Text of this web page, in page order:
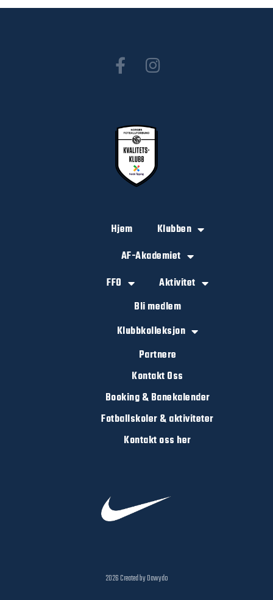
Hjem
Klubben
AF-Akademiet
FFO
Aktivitet
Bli medlem
Klubbkolleksjon
Partnere
Kontakt Oss
Booking & Banekalender
Fotballskoler & aktiviteter
Kontakt oss her
2026 Created by Dawydo